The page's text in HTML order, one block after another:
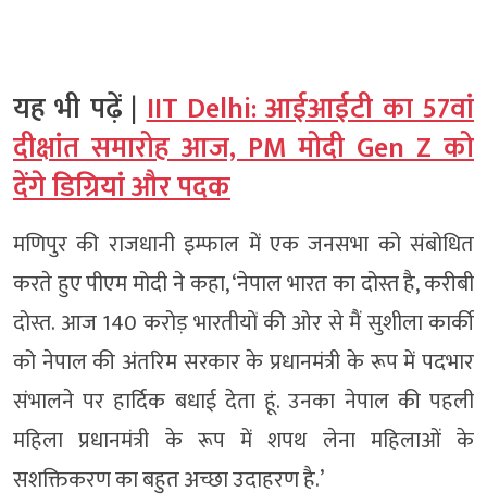
यह भी पढ़ें |IIT Delhi: आईआईटी का 57वां
दीक्षांत समारोह आज, PM मोदी Gen Z को
देंगे डिग्रियां और पदक
मणिपुर की राजधानी इम्फाल में एक जनसभा को संबोधित
करते हुए पीएम मोदी ने कहा, ‘नेपाल भारत का दोस्त है, करीबी
दोस्त. आज 140 करोड़ भारतीयों की ओर से मैं सुशीला कार्की
को नेपाल की अंतरिम सरकार के प्रधानमंत्री के रूप में पदभार
संभालने पर हार्दिक बधाई देता हूं. उनका नेपाल की पहली
महिला प्रधानमंत्री के रूप में शपथ लेना महिलाओं के
सशक्तिकरण का बहुत अच्छा उदाहरण है.’